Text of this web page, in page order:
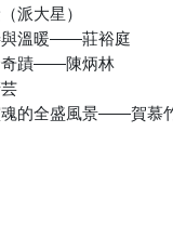
派大星）
與溫暖――莊裕庭
奇蹟――陳炳林
魂的全盛風景――賀慕